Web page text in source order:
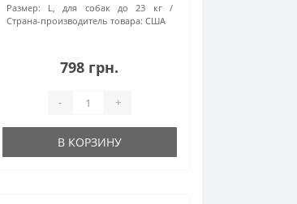
Размер:
L, для собак до 23 кг
Страна-производитель товара: США
798 грн.
- +
В КОРЗИНУ